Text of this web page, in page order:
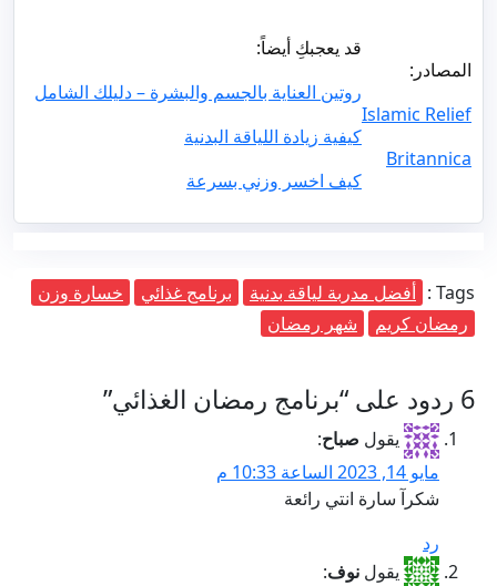
المصادر:
Islamic Relief
Britannica
قد يعجبكِ أيضاً:
روتين العناية بالجسم والبشرة – دليلك الشامل
كيفية زيادة اللياقة البدنية
كيف اخسر وزني بسرعة
Tags : أفضل مدربة لياقة بدنية برنامج غذائي
خسارة وزن
رمضان كريم
شهر رمضان
6 ردود على “برنامج رمضان الغذائي”
يقول صباح:
مايو 14, 2023 الساعة 10:33 م
شكرآ سارة انتي رائعة
رد
يقول نوف: